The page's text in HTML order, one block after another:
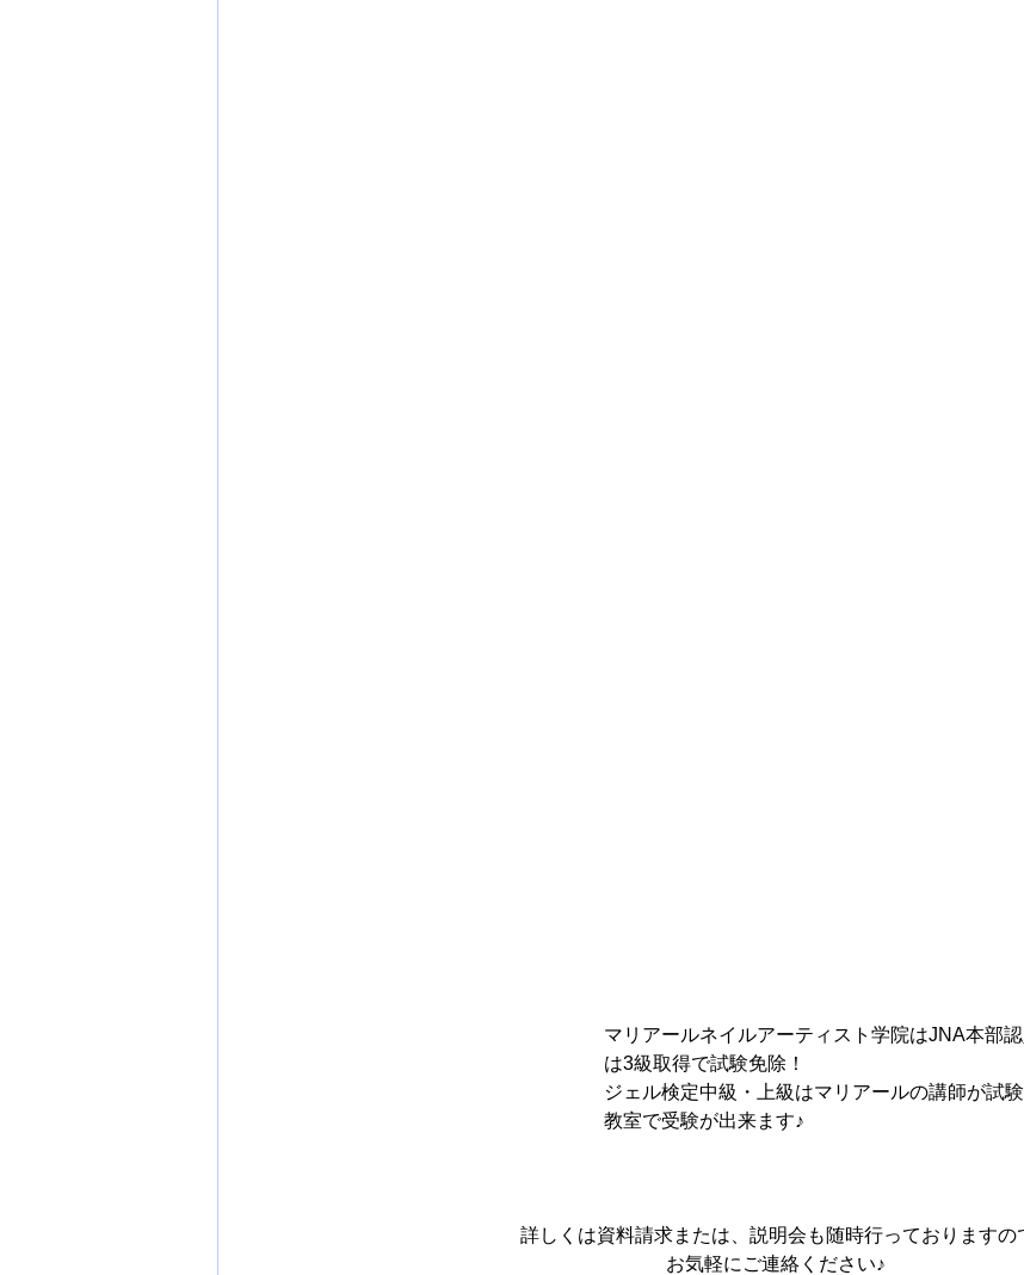
マリアールネイルアーティスト学院はJNA本部
は3級取得で試験免除！
ジェル検定中級・上級はマリアールの講師が試
教室で受験が出来ます♪
詳しくは資料請求または、説明会も随時行っておりますの
お気軽にご連絡ください♪